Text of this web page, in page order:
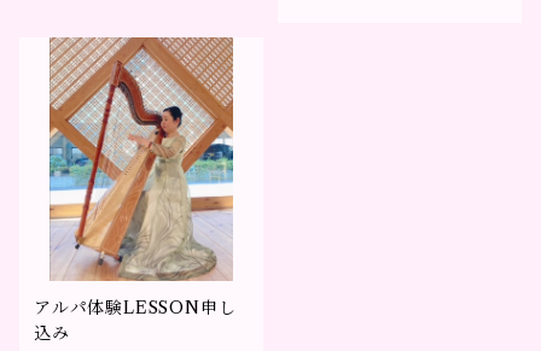
アルパ体験LESSON申し
込み